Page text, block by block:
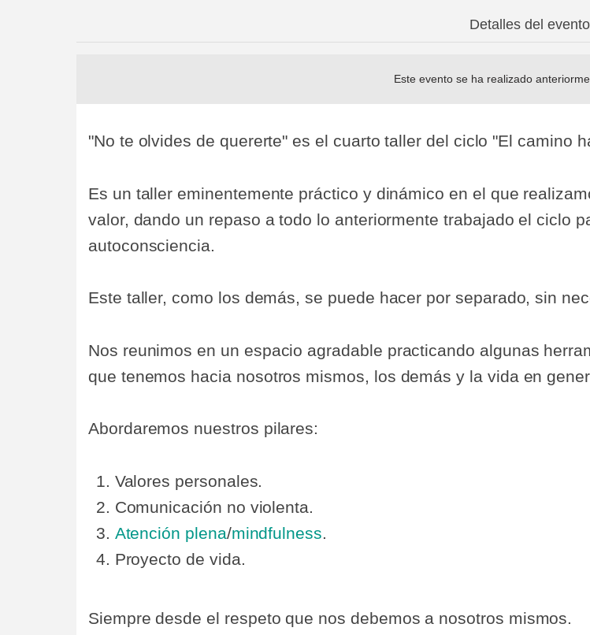
Detalles del evento
Este evento se ha realizado
"No te olvides de quererte" es el cuarto taller del ciclo "El camino
Es un taller eminentemente práctico y dinámico en el que
valor, dando un repaso a todo lo anteriormente trabajado el ciclo
autoconsciencia.
Este taller, como los demás, se puede hacer por separado, sin
Nos reunimos en un espacio agradable practicando algunas
que tenemos hacia nosotros mismos, los demás y la vida en
Abordaremos nuestros pilares:
Valores personales.
Comunicación no violenta.
Atención plena/mindfulness.
Proyecto de vida.
Siempre desde el respeto que nos debemos a nosotros mismos.